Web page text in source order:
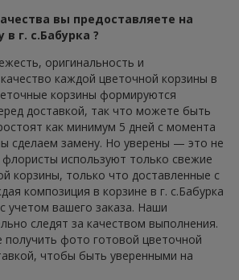
вы предоставляете на
г. с.Бабурка ?
оригинальность и
каждой цветочной корзины в
корзины формируются
доставкой, так что можете быть
как минимум 5 дней с момента
сделаем замену. Но уверены — это не
используют только свежие
корзины, только что доставленные с
композиция в корзине в г. с.Бабурка
учетом вашего заказа. Наши
следят за качеством выполнения.
фото готовой цветочной
чтобы быть уверенными на